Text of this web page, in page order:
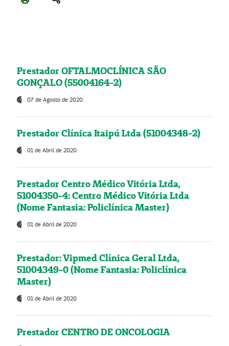
Prestador OFTALMOCLÍNICA SÃO
GONÇALO (55004164-2)
07 de Agosto de 2020
Prestador Clínica Itaipú Ltda (51004348-2)
01 de Abril de 2020
Prestador Centro Médico Vitória Ltda,
51004350-4: Centro Médico Vitória Ltda
(Nome Fantasia: Policlínica Master)
01 de Abril de 2020
Prestador: Vipmed Clínica Geral Ltda,
51004349-0 (Nome Fantasia: Policlínica
Master)
01 de Abril de 2020
Prestador CENTRO DE ONCOLOGIA